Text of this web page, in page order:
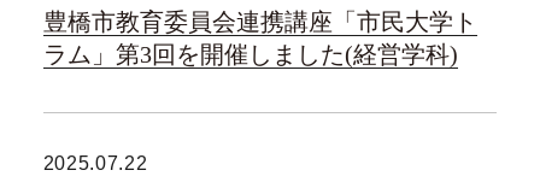
豊橋市教育委員会連携講座「市民大学ト
ラム」第3回を開催しました(経営学科)
2025.07.22